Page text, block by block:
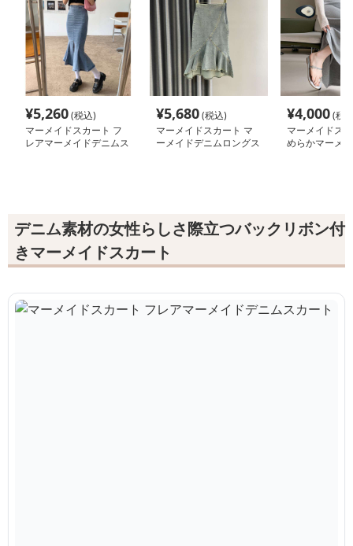
¥5,260(税込)
マーメイドスカート フ
レアマーメイドデニムス
¥5,680(税込)
マーメイドスカート マ
ーメイドデニムロングス
¥4,000(税
マーメイドス
めらかマーメ
デニム素材の女性らしさ際立つバックリボン付
きマーメイドスカート